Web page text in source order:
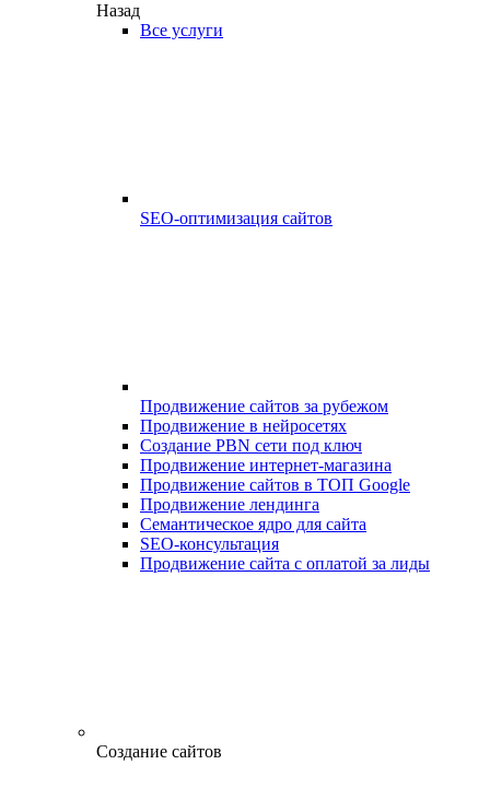
Назад
Все услуги
SEO-оптимизация сайтов
Продвижение сайтов за рубежом
Продвижение в нейросетях
Создание PBN сети под ключ
Продвижение интернет-магазина
Продвижение сайтов в ТОП Google
Продвижение лендинга
Семантическое ядро для сайта
SEO-консультация
Продвижение сайта с оплатой за лиды
Создание сайтов